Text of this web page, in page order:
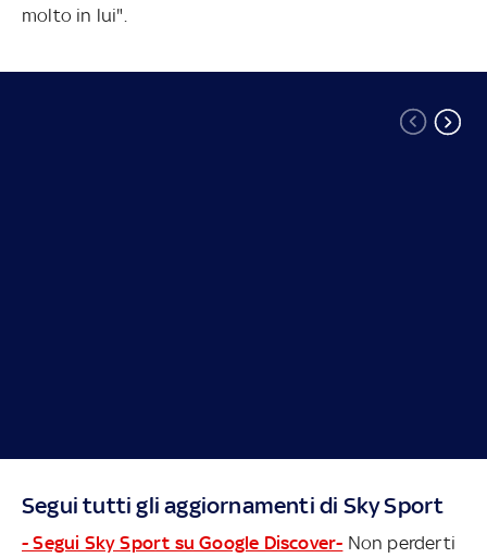
molto in lui".
Segui tutti gli aggiornamenti di Sky Sport
- Segui Sky Sport su Google Discover- Non perderti